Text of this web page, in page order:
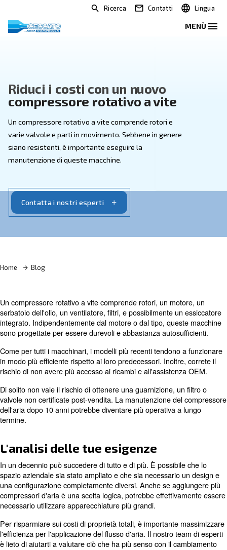
Ricerca Contatti
Riduci i costi con un nuovo
compressore rotativo a vite
Un compressore rotativo a vite comprende rotori e
varie valvole e parti in movimento. Sebbene in genere
manutenzione di queste macchine.
Home Blog
Un compressore rotativo a vite comprende rotori, un
serbatoio dell'olio, un ventilatore, filtri, e possibilmente
integrato. Indipendentemente dal motore o dal tipo,
sono progettate per essere durevoli e abbastanza
in modo più efficiente rispetto ai loro predecessori.
rischio di non avere più accesso ai ricambi e
Di solito non vale il rischio di ottenere una guarnizione,
valvole non certificate post-vendita. La manutenzione
dell'aria dopo 10 anni potrebbe diventare più operativa
termine.